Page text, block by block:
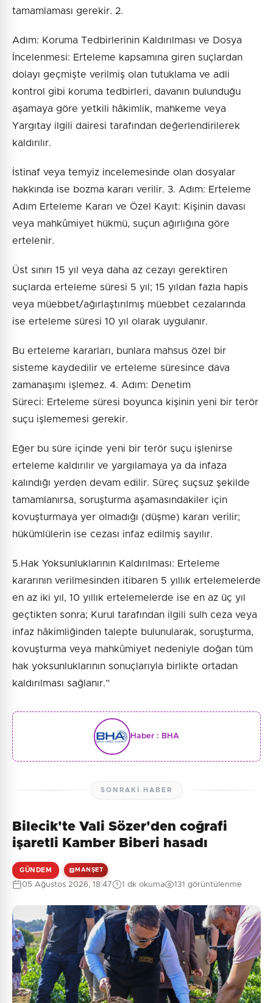
tamamlaması gerekir. 2.
Adım: Koruma Tedbirlerinin Kaldırılması ve Dosya
İncelenmesi: Erteleme kapsamına giren suçlardan
dolayı geçmişte verilmiş olan tutuklama ve adli
kontrol gibi koruma tedbirleri, davanın bulunduğu
aşamaya göre yetkili hâkimlik, mahkeme veya
Yargıtay ilgili dairesi tarafından değerlendirilerek
kaldırılır.
İstinaf veya temyiz incelemesinde olan dosyalar
hakkında ise bozma kararı verilir. 3. Adım: Erteleme
Adım Erteleme Kararı ve Özel Kayıt: Kişinin davası
veya mahkûmiyet hükmü, suçun ağırlığına göre
ertelenir.
Üst sınırı 15 yıl veya daha az cezayı gerektiren
suçlarda erteleme süresi 5 yıl; 15 yıldan fazla hapis
veya müebbet/ağırlaştırılmış müebbet cezalarında
ise erteleme süresi 10 yıl olarak uygulanır.
Bu erteleme kararları, bunlara mahsus özel bir
sisteme kaydedilir ve erteleme süresince dava
zamanaşımı işlemez. 4. Adım: Denetim
Süreci: Erteleme süresi boyunca kişinin yeni bir terör
suçu işlememesi gerekir.
Eğer bu süre içinde yeni bir terör suçu işlenirse
erteleme kaldırılır ve yargılamaya ya da infaza
kalındığı yerden devam edilir. Süreç suçsuz şekilde
tamamlanırsa, soruşturma aşamasındakiler için
kovuşturmaya yer olmadığı (düşme) kararı verilir;
hükümlülerin ise cezası infaz edilmiş sayılır.
5.Hak Yoksunluklarının Kaldırılması: Erteleme
kararının verilmesinden itibaren 5 yıllık ertelemelerde
en az iki yıl, 10 yıllık ertelemelerde ise en az üç yıl
geçtikten sonra; Kurul tarafından ilgili sulh ceza veya
infaz hâkimliğinden talepte bulunularak, soruşturma,
kovuşturma veya mahkûmiyet nedeniyle doğan tüm
hak yoksunluklarının sonuçlarıyla birlikte ortadan
kaldırılması sağlanır.”
Haber : BHA
SONRAKI HABER
Bilecik'te Vali Sözer'den coğrafi
işaretli Kamber Biberi hasadı
GÜNDEM MANŞET
05 Ağustos 2026, 18:47 1 dk okuma 131 görüntülenme